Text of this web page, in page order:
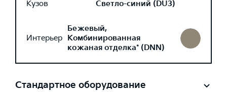
Кузов Светло-синий (DU3)
Интерьер
Бежевый,
Комбинированная
кожаная отделка* (DNN)
Стандартное оборудование